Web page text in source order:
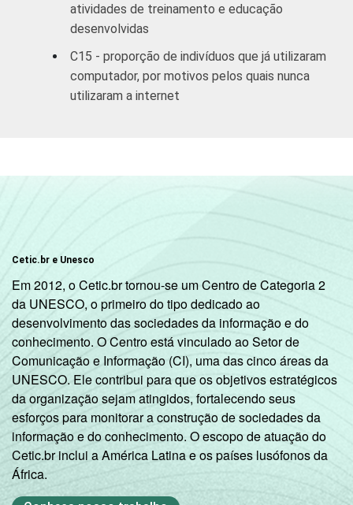
CLASSE
SOCIAL
A 58
B 52
C
CONDIÇÃO
PEA 45
relação ao momento da entrevista.
Respostas estimuladas. Cada item
apresentado se refere apenas aos
resultados da alternativa "sim". Dados
coletados entre outubro de 2012 e fevereiro
de 2013.
Veja a tabela com asmargens de erros para
este indicador.
Fonte: NIC.br - out/2012 a fev/2013
atividades de treinamento e educação
desenvolvidas
C15 - proporção de indivíduos que já utilizaram
computador, por motivos pelos quais nunca
utilizaram a internet
Cetic.br e Unesco
Em 2012, o Cetic.br tornou-se um Centro de Categoria 2
da UNESCO, o primeiro do tipo dedicado ao
desenvolvimento das sociedades da informação e do
conhecimento. O Centro está vinculado ao Setor de
Comunicação e Informação (CI), uma das cinco áreas da
UNESCO. Ele contribui para que os objetivos estratégicos
da organização sejam atingidos, fortalecendo seus
esforços para monitorar a construção de sociedades da
informação e do conhecimento. O escopo de atuação do
Cetic.br inclui a América Latina e os países lusófonos da
África.